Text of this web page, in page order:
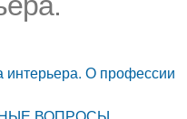
интерьера. О профессии